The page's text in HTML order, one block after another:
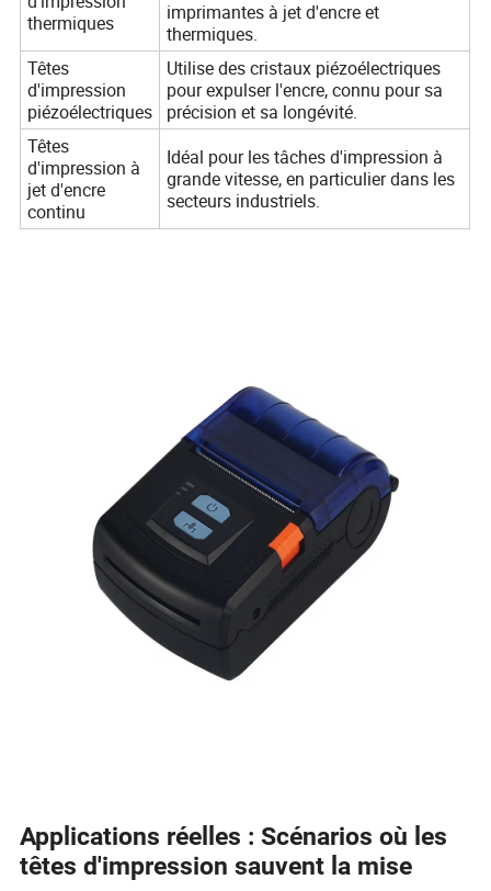
thermiques
imprimantes à jet d'encre et
thermiques.
Têtes
d'impression
piézoélectriques
Utilise des cristaux piézoélectriques
pour expulser l'encre, connu pour sa
précision et sa longévité.
Têtes
d'impression à
jet d'encre
continu
Idéal pour les tâches d'impression à
grande vitesse, en particulier dans les
secteurs industriels.
Applications réelles : Scénarios où les
têtes d'impression sauvent la mise